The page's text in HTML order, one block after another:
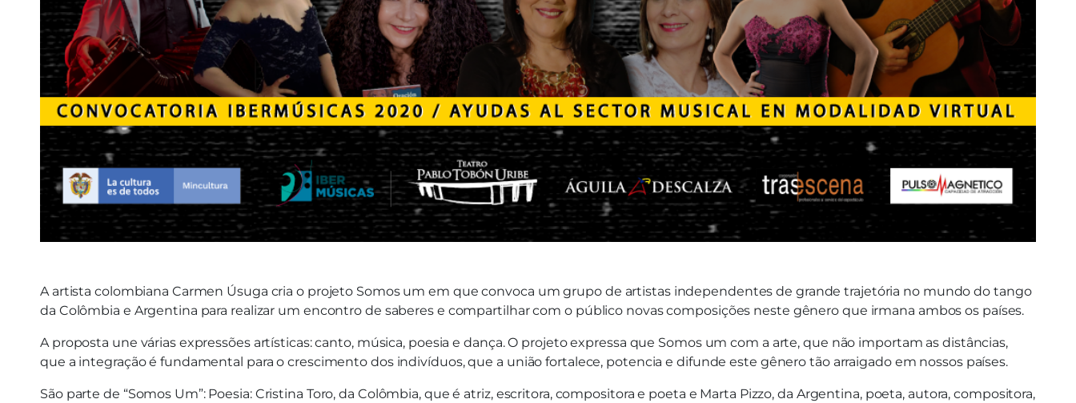
A artista colombiana Carmen Úsuga cria o projeto Somos um em que convoca um grupo de artistas independentes de grande trajetória no mundo do tango
da Colômbia e Argentina para realizar um encontro de saberes e compartilhar com o público novas composições neste gênero que irmana ambos os países.
A proposta une várias expressões artísticas: canto, música, poesia e dança. O projeto expressa que Somos um com a arte, que não importam as distâncias,
que a integração é fundamental para o crescimento dos indivíduos, que a união fortalece, potencia e difunde este gênero tão arraigado em nossos países.
São parte de “Somos Um”: Poesia: Cristina Toro, da Colômbia, que é atriz, escritora, compositora e poeta e Marta Pizzo, da Argentina, poeta, autora, compositora,